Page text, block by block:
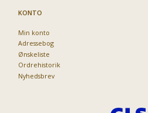
KONTO
Min konto
Adressebog
Ønskeliste
Ordrehistorik
Nyhedsbrev